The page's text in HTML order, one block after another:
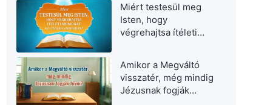
utolsó napokon?
Miért testesül meg
Isten, hogy
végrehajtsa ítéleti
Amikor a Megváltó
visszatér, még mindig
Jézusnak fogják